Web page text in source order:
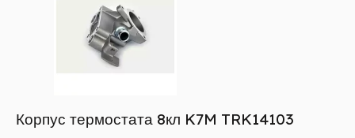
Корпус термостата 8кл K7M TRK14103